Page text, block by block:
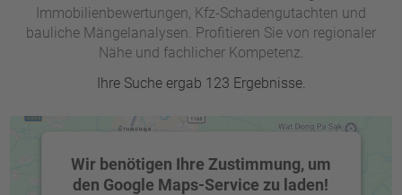
Immobilienbewertungen, Kfz-Schadengutachten und
bauliche Mängelanalysen. Profitieren Sie von regionaler
Nähe und fachlicher Kompetenz.
Ihre Suche ergab 123 Ergebnisse.
Wir benötigen Ihre Zustimmung, um
den Google Maps-Service zu laden!